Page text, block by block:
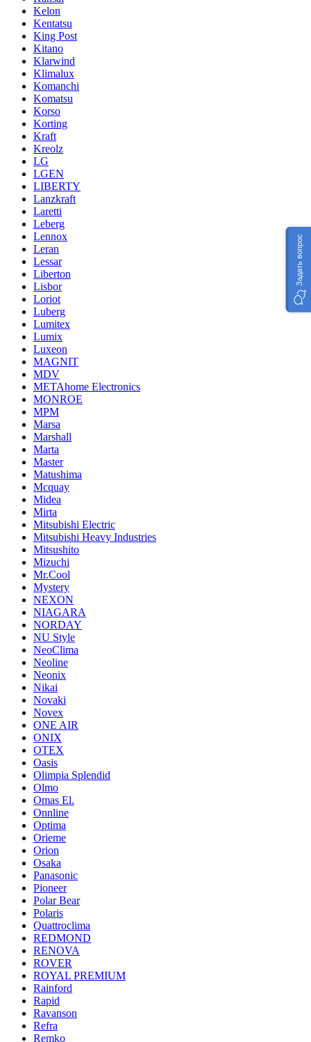
Kelon
Kentatsu
King Post
Kitano
Klarwind
Klimalux
Komanchi
Komatsu
Korso
Korting
Kraft
Kreolz
LG
LGEN
LIBERTY
Lanzkraft
Laretti
Leberg
Lennox
Leran
Lessar
Liberton
Lisbor
Loriot
Luberg
Lumitex
Lumix
Luxeon
MAGNIT
MDV
METAhome Electronics
MONROE
MPM
Marsa
Marshall
Marta
Master
Matushima
Mcquay
Midea
Mirta
Mitsubishi Electric
Mitsubishi Heavy Industries
Mitsushito
Mizuchi
Mr.Cool
Mystery
NEXON
NIAGARA
NORDAY
NU Style
NeoClima
Neoline
Neonix
Nikai
Novaki
Novex
ONE AIR
ONIX
OTEX
Oasis
Olimpia Splendid
Olmo
Omas El.
Onnline
Optima
Orieme
Orion
Osaka
Panasonic
Pioneer
Polar Bear
Polaris
Quattroclima
REDMOND
RENOVA
ROVER
ROYAL PREMIUM
Rainford
Rapid
Ravanson
Refra
Remko
Задать вопрос